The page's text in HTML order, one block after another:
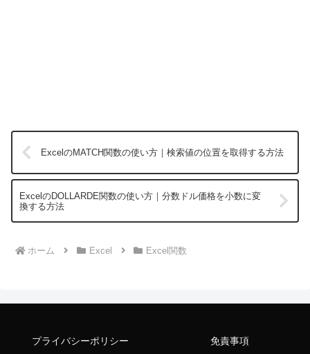
ExcelのMATCH関数の使い方｜検索値の位置を取得する方法
ExcelのDOLLARDE関数の使い方｜分数ドル価格を小数に変
換する方法
ホーム Excel Excel関数
プライバシーポリシー 免責事項